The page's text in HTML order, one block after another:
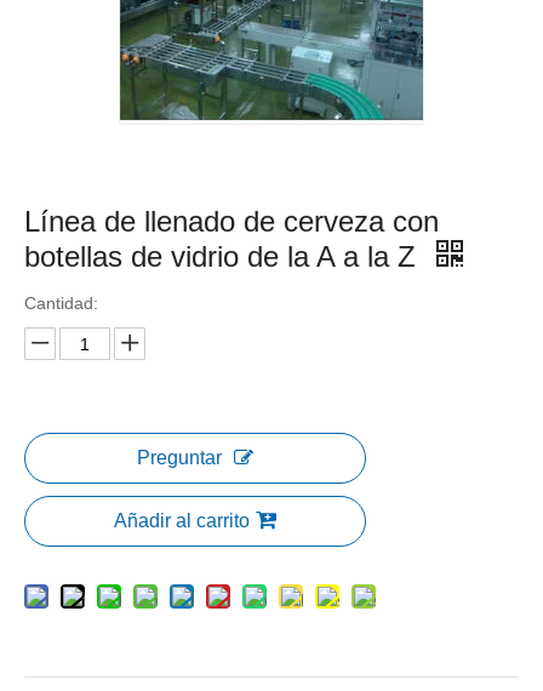
Línea de llenado de cerveza con
botellas de vidrio de la A a la Z
Cantidad:
Preguntar
Añadir al carrito